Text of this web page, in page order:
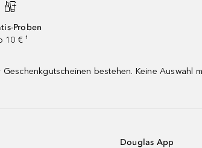
Proben
10 € ¹
bestehen. Keine Auswahl
Douglas App